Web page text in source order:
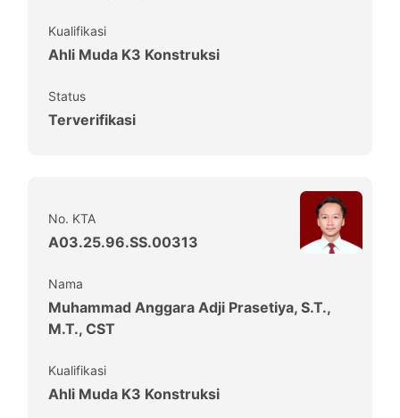
Kualifikasi
Ahli Muda K3 Konstruksi
Status
Terverifikasi
No. KTA
A03.25.96.SS.00313
Nama
Muhammad Anggara Adji Prasetiya, S.T.,
M.T., CST
Kualifikasi
Ahli Muda K3 Konstruksi